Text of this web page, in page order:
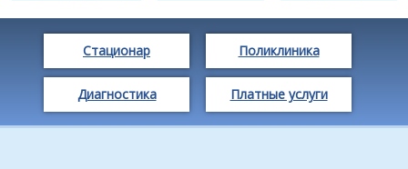
Стационар Поликлиника
Диагностика Платные услуги